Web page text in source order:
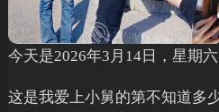
今天是2026年3月14日，星期六
这是我爱上小舅的第不知道多